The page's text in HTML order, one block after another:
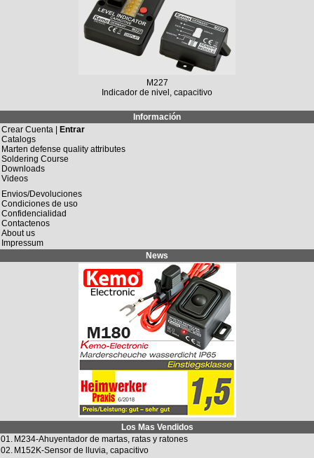
M227
Indicador de nivel, capacitivo
Información
Crear Cuenta | Entrar
Catalogs
Marten defense quality attributes
Soldering Course
Downloads
Videos
Envios/Devoluciones
Condiciones de uso
Confidencialidad
Contactenos
About us
Impressum
News
Los Mas Vendidos
01.
M234-Ahuyentador de martas, ratas y ratones
02. M152K-Sensor de lluvia, capacitivo